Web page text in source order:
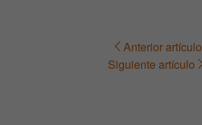
Navegación Anterior artículo
Siguiente artículo